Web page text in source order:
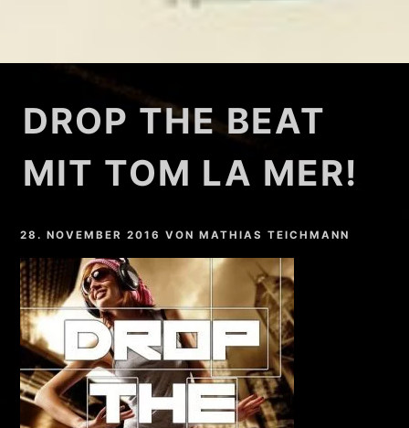
DROP THE BEAT
MIT TOM LA MER!
28. NOVEMBER 2016 VONMATHIAS TEICHMANN